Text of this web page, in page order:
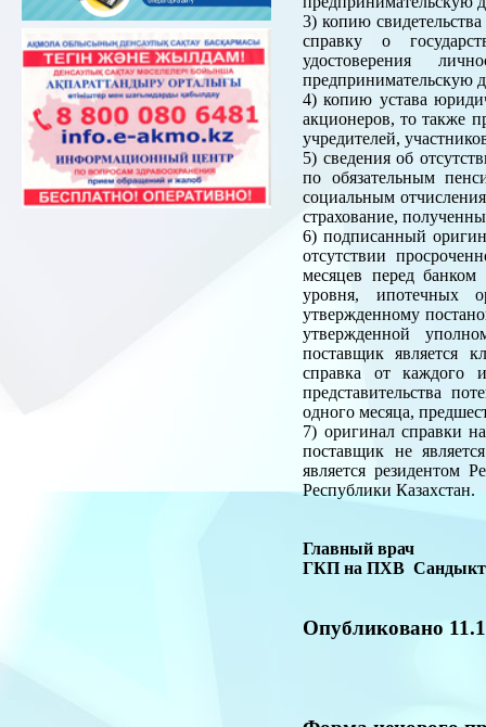
3) копию
справку о
удостоверения
предпринимательскую
4) копию устава
акционеров, то также
учредителей,
5) сведения об
по обязательным
социальным
страхование,
6) подписанный
отсутствии
месяцев перед банком
уровня, ипотечных
утвержденному
утвержденной
поставщик является
справка от каждого
представительства
одного месяца,
7) оригинал справки
поставщик не
является резидентом
Республики Казахстан.
Главный врач
ГКП на ПХВ
Опубликовано